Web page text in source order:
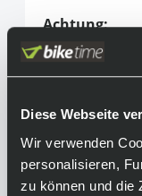
Diese Webseite
Wir verwenden
personalisieren,
zu können und die
Achtung:
Das
beachte
Rahmen:
Speedster
SCOTT